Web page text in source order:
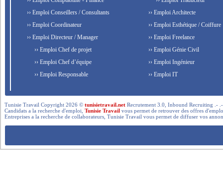
›› Emploi Conseillers / Consultants
›› Emploi Coordinateur
›› Emploi Directeur / Manager
›› Emploi Chef de projet
›› Emploi Chef d’équipe
›› Emploi Responsable
›› Emploi Architecte
›› Emploi Esthétique / Coiffure
›› Emploi Freelance
›› Emploi Génie Civil
›› Emploi Ingénieur
›› Emploi IT
Tunisie Travail Copyright 2026 ©tunisietravail.net Recrutement 3.0, Inbound Recruiting .-
Candidats a la recherche d'emploi,Tunisie Travail vous permet de retrouver des offres
Entreprises a la recherche de collaborateurs, Tunisie Travail vous permet de diffuser vos